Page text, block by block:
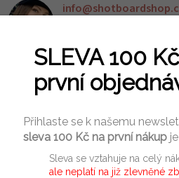
info@
SLEVA 100 Kč
první
Přihlaste se k našemu
sleva 100 Kč na první nákup
Sleva se vztahuje na celý
ale neplatí na již zlevněné